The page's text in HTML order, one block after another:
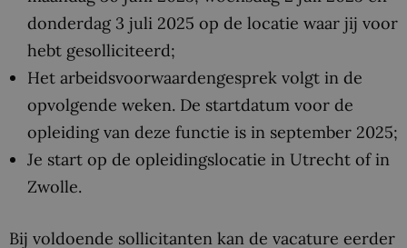
donderdag 3 juli 2025 op de locatie waar jij voor
hebt gesolliciteerd;
Het arbeidsvoorwaardengesprek volgt in de
opvolgende weken. De startdatum voor de
opleiding van deze functie is in september 2025;
Je start op de opleidingslocatie in Utrecht of in
Zwolle.
Bij voldoende sollicitanten kan de vacature eerder